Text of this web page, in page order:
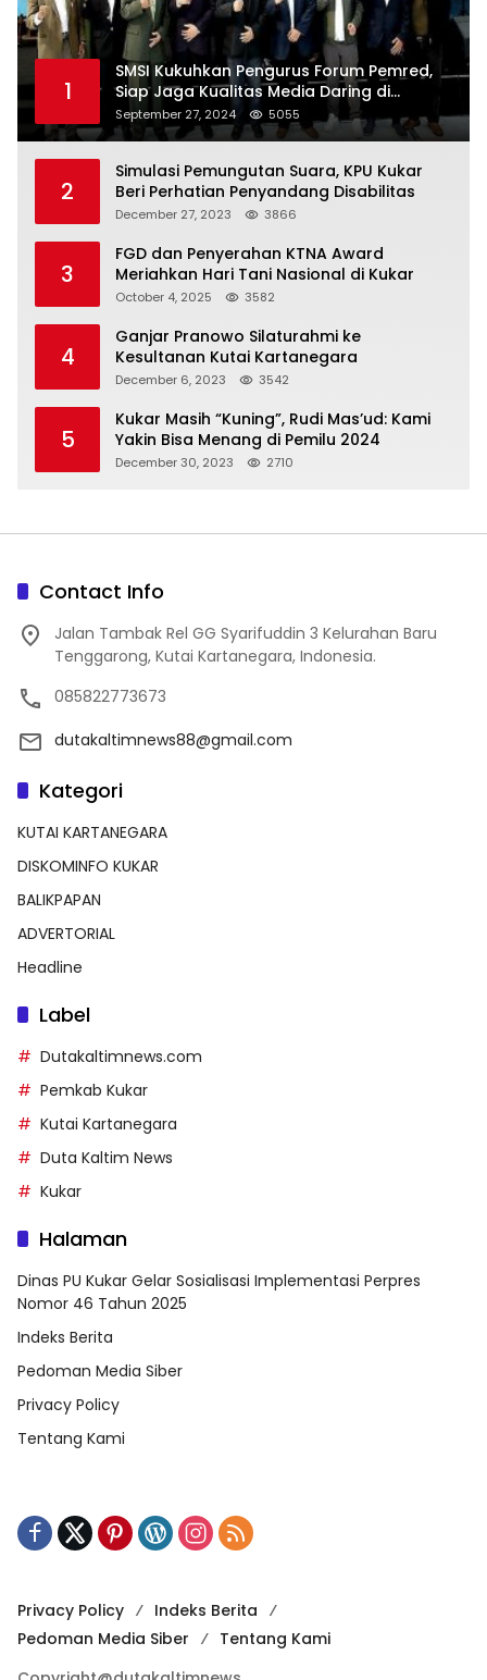
1
SMSI Kukuhkan Pengurus Forum Pemred,
Siap Jaga Kualitas Media Daring di
Indonesia
September 27, 2024 5055
2
Simulasi Pemungutan Suara, KPU Kukar
Beri Perhatian Penyandang Disabilitas
December 27, 2023 3866
3
FGD dan Penyerahan KTNA Award
Meriahkan Hari Tani Nasional di Kukar
October 4, 2025 3582
4
Ganjar Pranowo Silaturahmi ke
Kesultanan Kutai Kartanegara
December 6, 2023 3542
5
Kukar Masih “Kuning”, Rudi Mas’ud: Kami
Yakin Bisa Menang di Pemilu 2024
December 30, 2023 2710
Contact Info
Jalan Tambak Rel GG Syarifuddin 3 Kelurahan Baru
Tenggarong, Kutai Kartanegara, Indonesia.
085822773673
dutakaltimnews88@gmail.com
Kategori
KUTAI KARTANEGARA
DISKOMINFO KUKAR
BALIKPAPAN
ADVERTORIAL
Headline
Label
Dutakaltimnews.com
Pemkab Kukar
Kutai Kartanegara
Duta Kaltim News
Kukar
Halaman
Dinas PU Kukar Gelar Sosialisasi Implementasi Perpres
Nomor 46 Tahun 2025
Indeks Berita
Pedoman Media Siber
Privacy Policy
Tentang Kami
Privacy Policy
Indeks Berita
Pedoman Media Siber
Tentang Kami